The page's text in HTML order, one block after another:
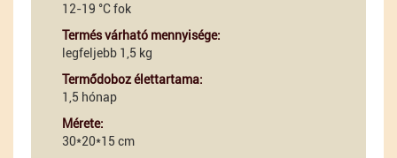
12-19 °C fok
Termés várható mennyisége:
legfeljebb 1,5 kg
Termődoboz élettartama:
1,5 hónap
Mérete:
30*20*15 cm